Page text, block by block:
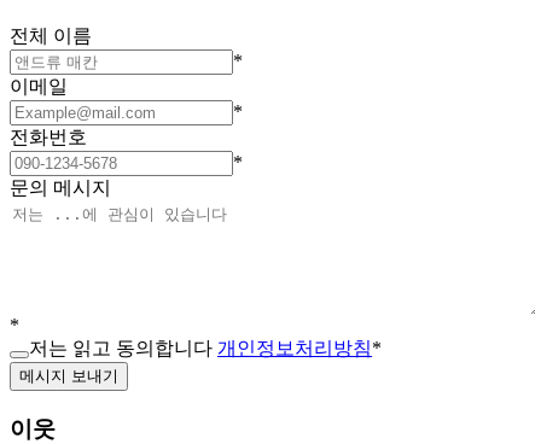
전체 이름
*
이메일
*
전화번호
*
문의 메시지
*
저는 읽고 동의합니다 개인정보처리방침*
메시지 보내기
이웃